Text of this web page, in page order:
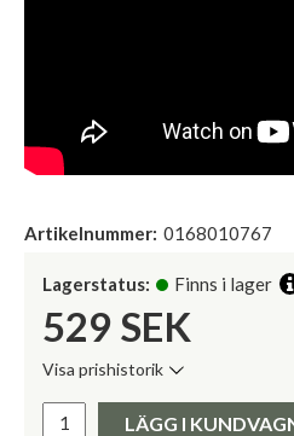
Artikelnummer: 0168010767
Lagerstatus: Finns i lager
529 SEK
Visa prishistorik
LÄGG I